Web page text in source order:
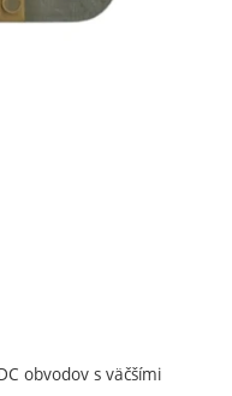
obvodov s väčšími